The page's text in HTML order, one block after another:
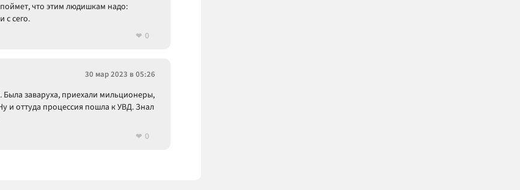
что этим людишкам надо:
с сего.
0
30 мар 2023 в 05:26
Была заваруха, приехали мильционеры,
и оттуда процессия пошла к УВД. Знал
0